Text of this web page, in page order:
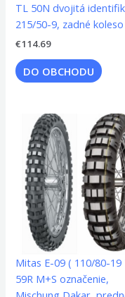
TL 50N dvojitá
215/50-9, zadné
€114.69
DO OBCHODU
Mitas E-09 ( 110/80-19
59R M+S označenie,